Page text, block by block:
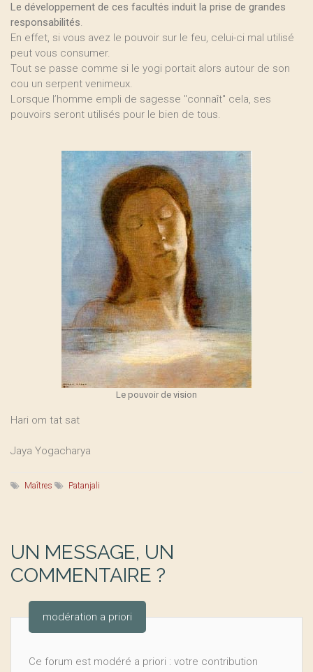
Le développement de ces facultés induit la prise de grandes
responsabilités.
En effet, si vous avez le pouvoir sur le feu, celui-ci mal utilisé
peut vous consumer.
Tout se passe comme si le yogi portait alors autour de son
cou un serpent venimeux.
Lorsque l’homme empli de sagesse "connaît" cela, ses
pouvoirs seront utilisés pour le bien de tous.
Le pouvoir de vision
Hari om tat sat
Jaya Yogacharya
Maîtres Patanjali
UN MESSAGE, UN
COMMENTAIRE ?
modération a priori
Ce forum est modéré a priori : votre contribution